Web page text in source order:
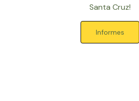
Santa Cruz!
Informes